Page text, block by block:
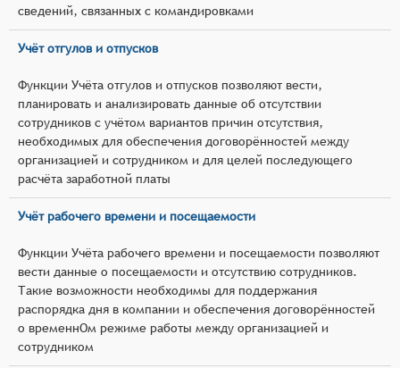
сведений, связанных с командировками
Учёт отгулов и отпусков
Функции Учёта отгулов и отпусков позволяют вести,
планировать и анализировать данные об отсутствии
сотрудников с учётом вариантов причин отсутствия,
необходимых для обеспечения договорённостей между
организацией и сотрудником и для целей последующего
расчёта заработной платы
Учёт рабочего времени и посещаемости
Функции Учёта рабочего времени и посещаемости позволяют
вести данные о посещаемости и отсутствию сотрудников.
Такие возможности необходимы для поддержания
распорядка дня в компании и обеспечения договорённостей
о временнОм режиме работы между организацией и
сотрудником